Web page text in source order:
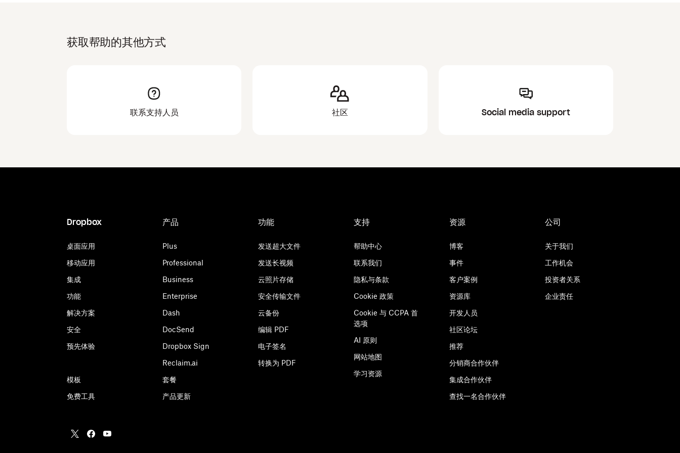
获取帮助的其他方式
联系支持人员 社区 Social media support
Dropbox
桌面应用
移动应用
集成
功能
解决方案
安全
预先体验
模板
免费工具
产品
Plus
Professional
Business
Enterprise
Dash
DocSend
Dropbox Sign
Reclaim.ai
套餐
产品更新
功能
发送超大文件
发送长视频
云照片存储
安全传输文件
云备份
编辑 PDF
电子签名
转换为 PDF
支持
帮助中心
联系我们
隐私与条款
Cookie 政策
Cookie 与 CCPA 首
选项
AI 原则
网站地图
学习资源
资源
博客
事件
客户案例
资源库
开发人员
社区论坛
推荐
分销商合作伙伴
集成合作伙伴
查找一名合作伙伴
公司
关于我们
工作机会
投资者关系
企业责任